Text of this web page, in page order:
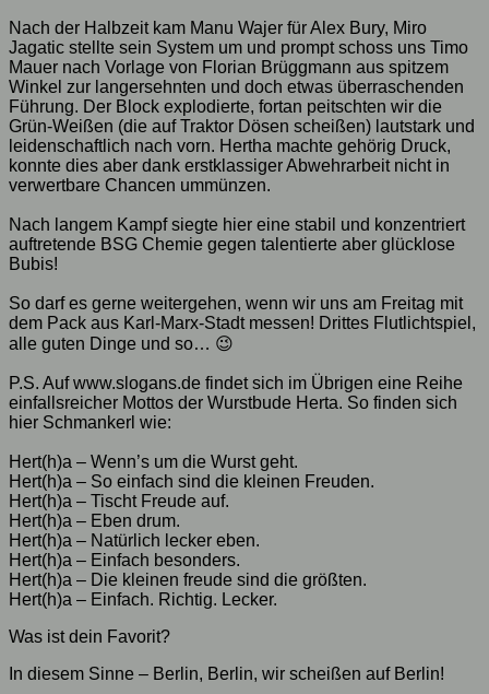
Nach der Halbzeit kam Manu Wajer für Alex Bury, Miro
Jagatic stellte sein System um und prompt schoss uns Timo
Mauer nach Vorlage von Florian Brüggmann aus spitzem
Winkel zur langersehnten und doch etwas überraschenden
Führung. Der Block explodierte, fortan peitschten wir die
Grün-Weißen (die auf Traktor Dösen scheißen) lautstark und
leidenschaftlich nach vorn. Hertha machte gehörig Druck,
konnte dies aber dank erstklassiger Abwehrarbeit nicht in
verwertbare Chancen ummünzen.
Nach langem Kampf siegte hier eine stabil und konzentriert
auftretende BSG Chemie gegen talentierte aber glücklose
Bubis!
So darf es gerne weitergehen, wenn wir uns am Freitag mit
dem Pack aus Karl-Marx-Stadt messen! Drittes Flutlichtspiel,
alle guten Dinge und so… 😉
P.S. Auf www.slogans.de findet sich im Übrigen eine Reihe
einfallsreicher Mottos der Wurstbude Herta. So finden sich
hier Schmankerl wie:
Hert(h)a – Wenn’s um die Wurst geht.
Hert(h)a – So einfach sind die kleinen Freuden.
Hert(h)a – Tischt Freude auf.
Hert(h)a – Eben drum.
Hert(h)a – Natürlich lecker eben.
Hert(h)a – Einfach besonders.
Hert(h)a – Die kleinen freude sind die größten.
Hert(h)a – Einfach. Richtig. Lecker.
Was ist dein Favorit?
In diesem Sinne – Berlin, Berlin, wir scheißen auf Berlin!